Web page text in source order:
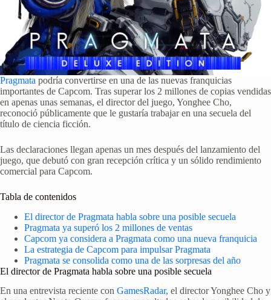
Pragmata podría convertirse en una de las nuevas franquicias
importantes de Capcom. Tras superar los 2 millones de copias vendidas
en apenas unas semanas, el director del juego, Yonghee Cho,
reconoció públicamente que le gustaría trabajar en una secuela del
título de ciencia ficción.
Las declaraciones llegan apenas un mes después del lanzamiento del
juego, que debutó con gran recepción crítica y un sólido rendimiento
comercial para Capcom.
Tabla de contenidos
El director de Pragmata habla sobre una posible secuela
Pragmata ya superó los 2 millones de ventas
Capcom ya considera a Pragmata como una nueva franquicia
La estrategia de Capcom para impulsar Pragmata
Pragmata se consolida como una de las sorpresas del año
El director de Pragmata habla sobre una posible secuela
En una entrevista reciente con GamesRadar, el director Yonghee Cho y